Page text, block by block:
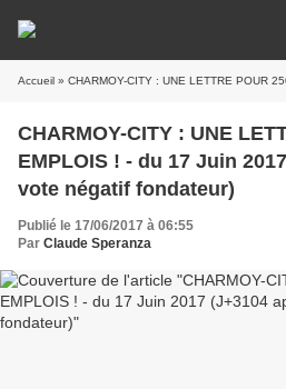
Accueil » CHARMOY-CITY : UNE LETTRE POUR 250 EMPLOIS ! - du
CHARMOY-CITY : UNE
EMPLOIS ! - du 17 Juin
vote négatif fondateur)
Publié le 17/06/2017 à 06:55
Par Claude Speranza